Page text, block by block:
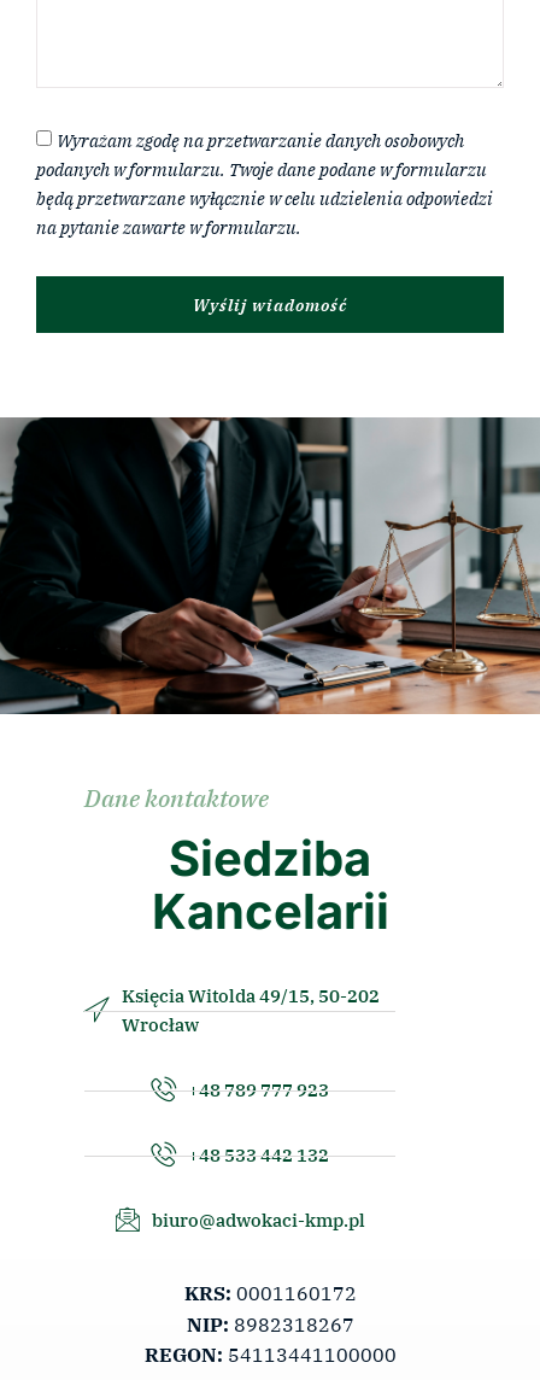
Wyrażam zgodę na przetwarzanie danych osobowych
podanych w formularzu. Twoje dane podane w formularzu
będą przetwarzane wyłącznie w celu udzielenia odpowiedzi
na pytanie zawarte w formularzu.
Wyślij wiadomość
Dane kontaktowe
Siedziba
Kancelarii
Księcia Witolda 49/15, 50-202
Wrocław
+48 789 777 923
+48 533 442 132
biuro@adwokaci-kmp.pl
KRS: 0001160172
NIP: 8982318267
REGON: 54113441100000